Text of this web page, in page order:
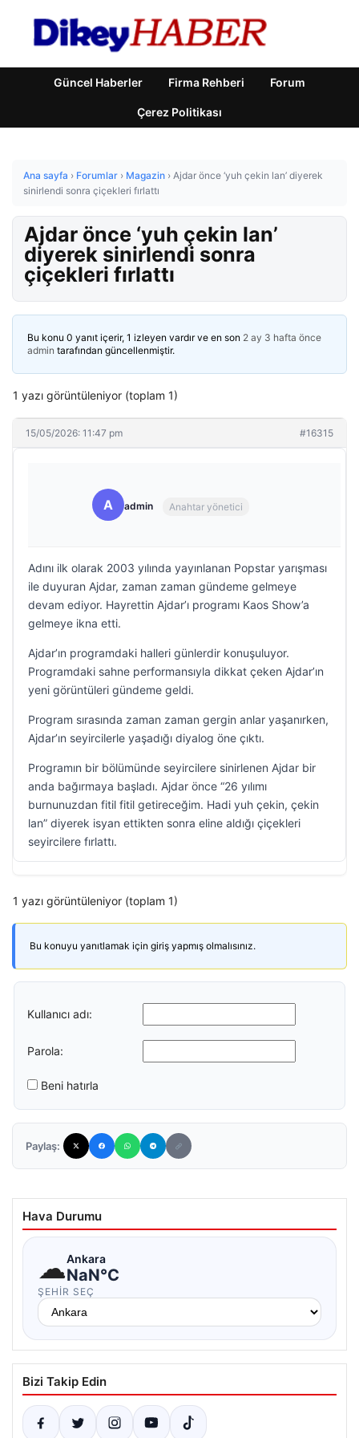
Güncel Haberler Firma Rehberi Forum
Çerez Politikası
Ana sayfa › Forumlar › Magazin › Ajdar önce ‘yuh çekin lan’ diyerek
sinirlendi sonra çiçekleri fırlattı
Ajdar önce ‘yuh çekin lan’
diyerek sinirlendi sonra
çiçekleri fırlattı
Bu konu 0 yanıt içerir, 1 izleyen vardır ve en son 2 ay 3 hafta önce
admin tarafından güncellenmiştir.
1 yazı görüntüleniyor (toplam 1)
15/05/2026: 11:47 pm #16315
A admin Anahtar yönetici
Adını ilk olarak 2003 yılında yayınlanan Popstar yarışması
ile duyuran Ajdar, zaman zaman gündeme gelmeye
devam ediyor. Hayrettin Ajdar’ı programı Kaos Show’a
gelmeye ikna etti.
Ajdar’ın programdaki halleri günlerdir konuşuluyor.
Programdaki sahne performansıyla dikkat çeken Ajdar’ın
yeni görüntüleri gündeme geldi.
Program sırasında zaman zaman gergin anlar yaşanırken,
Ajdar’ın seyircilerle yaşadığı diyalog öne çıktı.
Programın bir bölümünde seyircilere sinirlenen Ajdar bir
anda bağırmaya başladı. Ajdar önce “26 yılımı
burnunuzdan fitil fitil getireceğim. Hadi yuh çekin, çekin
lan” diyerek isyan ettikten sonra eline aldığı çiçekleri
seyircilere fırlattı.
1 yazı görüntüleniyor (toplam 1)
Bu konuyu yanıtlamak için giriş yapmış olmalısınız.
Kullanıcı adı:
Parola:
Beni hatırla
Paylaş:
Hava Durumu
☁Ankara
NaN°C
ŞEHIR SEÇ
Bizi Takip Edin